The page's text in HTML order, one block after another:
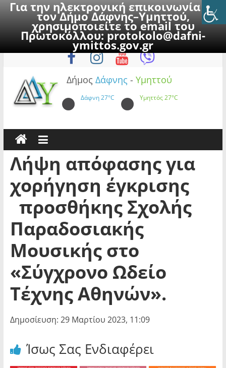
Για την ηλεκτρονική επικοινωνία με
τον Δήμο Δάφνης–Υμηττού,
χρησιμοποιείτε το email του
Πρωτοκόλλου:protokolo@dafni-
ymittos.gov.gr
to
Πέμπτη, 6 Αυγούστου 2026
Δήμος Δάφνης - Υμηττού
Δάφνη27°C Υμηττός27°C
Λήψη απόφασης για
χορήγηση έγκρισης
προσθήκης Σχολής
Παραδοσιακής
Μουσικής στο
«Σύγχρονο Ωδείο
Τέχνης Αθηνών».
Δημοσίευση: 29 Μαρτίου 2023, 11:09
Ίσως Σας Ενδιαφέρει